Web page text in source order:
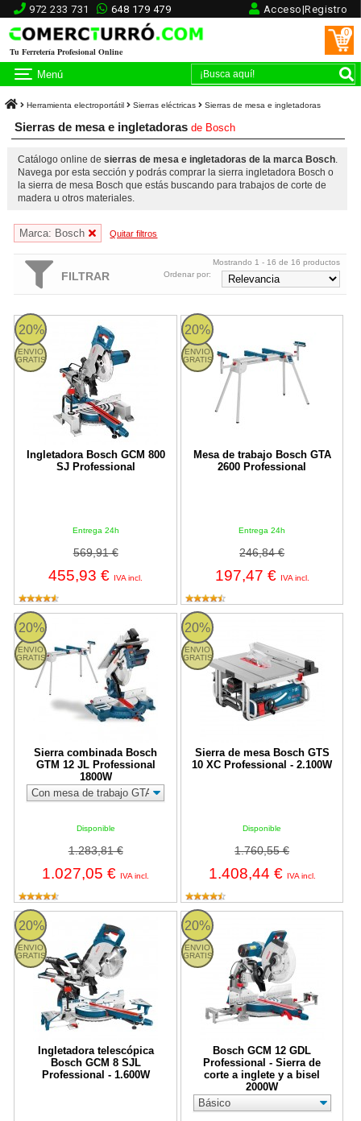
972 233 731 648 179 479 Acceso|Registro
Tu Ferretería Profesional Online
0
Menú
Herramienta electroportátil Sierras eléctricas Sierras de mesa e ingletadoras
Sierras de mesa e ingletadorasde Bosch
Catálogo online de sierras de mesa e ingletadoras de la marca Bosch.
Navega por esta sección y podrás comprar la sierra ingletadora Bosch o
la sierra de mesa Bosch que estás buscando para trabajos de corte de
madera u otros materiales.
Marca: Bosch Quitar filtros
FILTRAR
Mostrando 1 - 16 de 16 productos
Ordenar por:
20%
ENVIO
GRATIS
Ingletadora Bosch GCM 800
SJ Professional
Entrega 24h
569,91 €
455,93 € IVA incl.
Ingletadora Bosch GCM 800 SJ Professional
20%
ENVIO
GRATIS
Mesa de trabajo Bosch GTA
2600 Professional
Entrega 24h
246,84 €
197,47 € IVA incl.
Mesa de trabajo Bosch GTA
20%
ENVIO
GRATIS
Sierra combinada Bosch
GTM 12 JL Professional
1800W
Disponible
1.283,81 €
1.027,05 € IVA incl.
Sierra combinada Bosch GTM 12 JL Professional 1800W
20%
ENVIO
GRATIS
Sierra de mesa Bosch GTS
10 XC Professional - 2.100W
Disponible
1.760,55 €
1.408,44 € IVA incl.
Sierra de mesa Bosch GTS 10
20%
ENVIO
GRATIS
Ingletadora telescópica
Bosch GCM 8 SJL
Professional - 1.600W
Ingletadora telescópica Bosch GCM 8 SJL Professional - 1.600W
20%
ENVIO
GRATIS
Bosch GCM 12 GDL
Professional - Sierra de
corte a inglete y a bisel
2000W
Bosch GCM 12 GDL